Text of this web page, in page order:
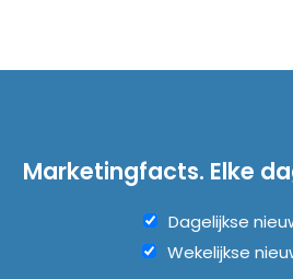
Marketingfacts. Elke
Dagelijkse
Wekelijkse